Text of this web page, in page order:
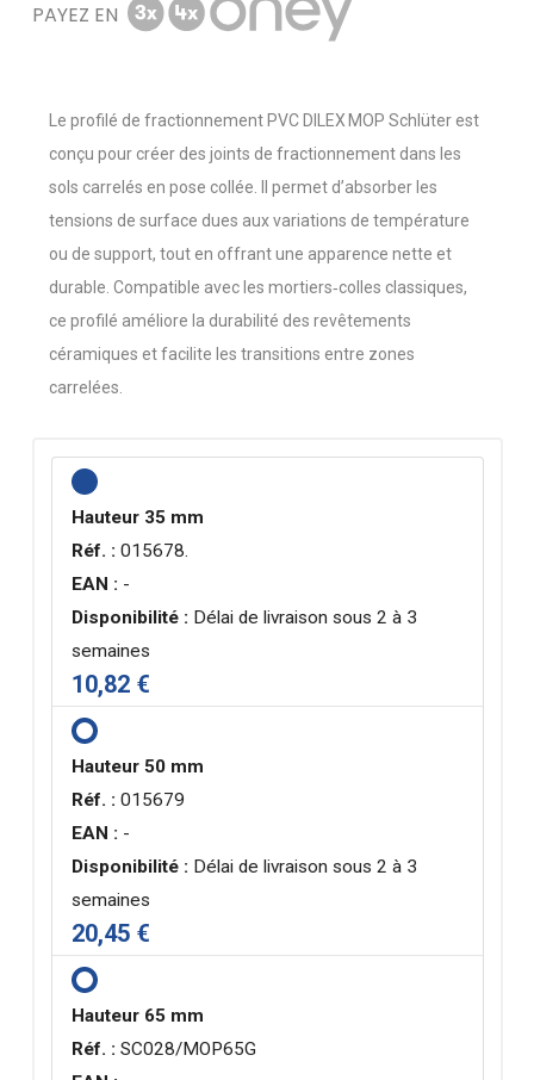
PAYEZ EN
Le profilé de fractionnement PVC DILEX MOP Schlüter est
conçu pour créer des joints de fractionnement dans les
sols carrelés en pose collée. Il permet d’absorber les
tensions de surface dues aux variations de température
ou de support, tout en offrant une apparence nette et
durable. Compatible avec les mortiers‑colles classiques,
ce profilé améliore la durabilité des revêtements
céramiques et facilite les transitions entre zones
carrelées.
Hauteur 35 mm
Réf. : 015678.
EAN : -
Disponibilité : Délai de livraison sous 2 à 3
semaines
10,82 €
Hauteur 50 mm
Réf. : 015679
EAN : -
Disponibilité : Délai de livraison sous 2 à 3
semaines
20,45 €
Hauteur 65 mm
Réf. : SC028/MOP65G